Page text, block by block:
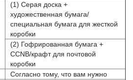
(1) Серая доска +
художественная бумага/
специальная бумага для жесткой
коробки
(2) Гофрированная бумага +
CCNB/крафт для почтовой
коробки
Согласно тому, что вам нужно